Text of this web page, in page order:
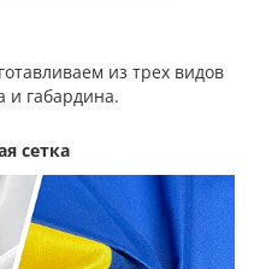
из трех видов
и габардина.
сетка